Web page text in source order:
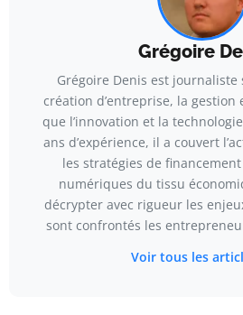
Grégoire
Grégoire Denis est journaliste
création d’entreprise, la gestion
que l’innovation et la
ans d’expérience, il a couvert
les stratégies de
numériques du tissu
décrypter avec rigueur les
sont confrontés les
Voir tous les